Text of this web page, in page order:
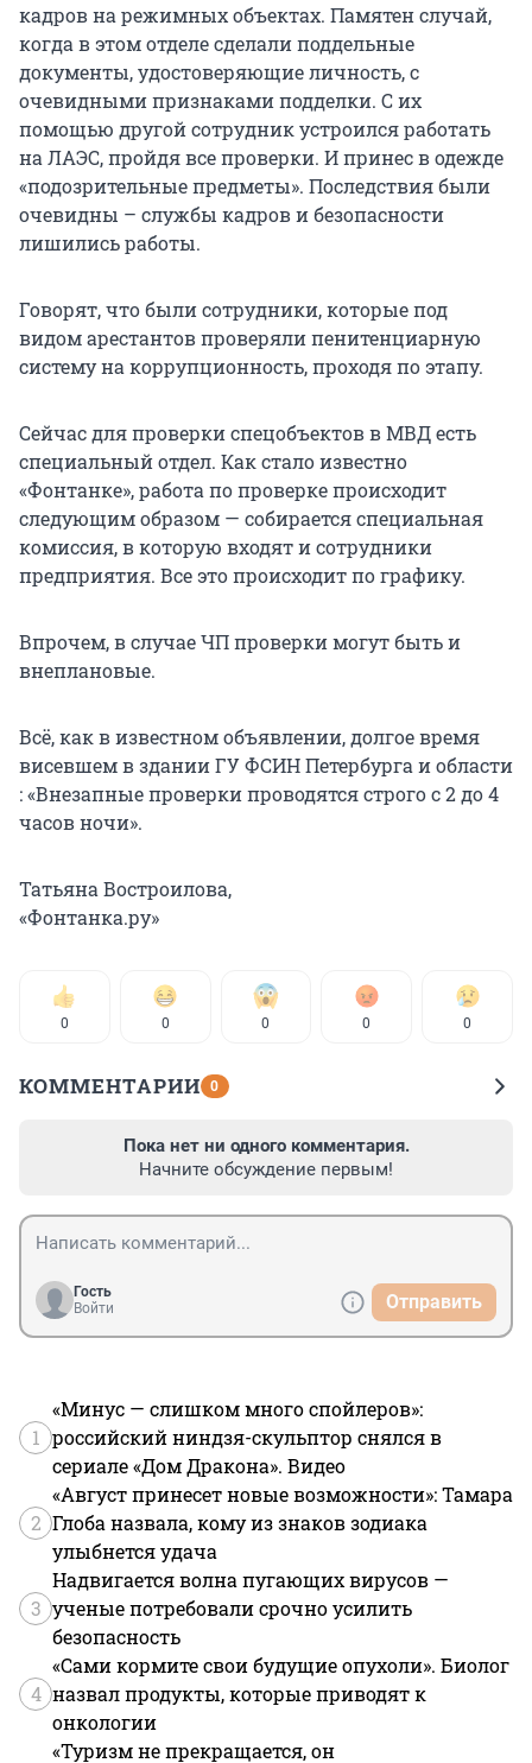
кадров на режимных объектах. Памятен случай,
когда в этом отделе сделали поддельные
документы, удостоверяющие личность, с
очевидными признаками подделки. С их
помощью другой сотрудник устроился работать
на ЛАЭС, пройдя все проверки. И принес в одежде
«подозрительные предметы». Последствия были
очевидны – службы кадров и безопасности
лишились работы.
Говорят, что были сотрудники, которые под
видом арестантов проверяли пенитенциарную
систему на коррупционность, проходя по этапу.
Сейчас для проверки спецобъектов в МВД есть
специальный отдел. Как стало известно
«Фонтанке», работа по проверке происходит
следующим образом — собирается специальная
комиссия, в которую входят и сотрудники
предприятия. Все это происходит по графику.
Впрочем, в случае ЧП проверки могут быть и
внеплановые.
Всё, как в известном объявлении, долгое время
висевшем в здании ГУ ФСИН Петербурга и области
: «Внезапные проверки проводятся строго с 2 до 4
часов ночи».
Татьяна Востроилова,
«Фонтанка.ру»
0 0 0 0 0
КОММЕНТАРИИ 0
Пока нет ни одного комментария.
Начните обсуждение первым!
Гость
Войти
Отправить
1
«Минус — слишком много спойлеров»:
российский ниндзя-скульптор снялся в
сериале «Дом Дракона». Видео
2
«Август принесет новые возможности»: Тамара
Глоба назвала, кому из знаков зодиака
улыбнется удача
3
Надвигается волна пугающих вирусов —
ученые потребовали срочно усилить
безопасность
4
«Сами кормите свои будущие опухоли». Биолог
назвал продукты, которые приводят к
онкологии
«Туризм не прекращается, он